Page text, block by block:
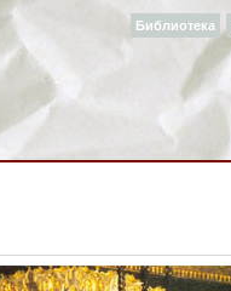
Библиотека